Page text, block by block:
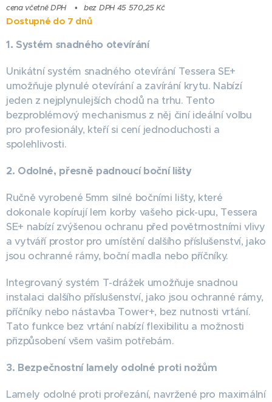
cena včetně DPH bez DPH 45 570,25 Kč
Dostupné do 7 dnů
1. Systém snadného otevírání
Unikátní systém snadného otevírání Tessera SE+
umožňuje plynulé otevírání a zavírání krytu. Nabízí
jeden z nejplynulejších chodů na trhu. Tento
bezproblémový mechanismus z něj činí ideální volbu
pro profesionály, kteří si cení jednoduchosti a
spolehlivosti.
2. Odolné, přesně padnoucí boční lišty
Ručně vyrobené 5mm silné bočními lišty, které
dokonale kopírují lem korby vašeho pick-upu, Tessera
SE+ nabízí zvýšenou ochranu před povětrnostními vlivy
a vytváří prostor pro umístění dalšího příslušenství, jako
jsou ochranné rámy, boční madla nebo příčníky.
Integrovaný systém T-drážek umožňuje snadnou
instalaci dalšího příslušenství, jako jsou ochranné rámy,
příčníky nebo nástavba Tower+, bez nutnosti vrtání.
Tato funkce bez vrtání nabízí flexibilitu a možnosti
přizpůsobení všem vašim potřebám.
3. Bezpečnostní lamely odolné proti nožům
Lamely odolné proti prořezání, navržené pro maximální